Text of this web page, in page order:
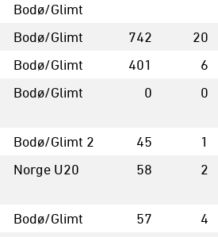
Bodø/Glimt
Bodø/Glimt 742 20
Bodø/Glimt 401 6
Bodø/Glimt 0 0
Bodø/Glimt 2 45 1
Norge U20 58 2
Bodø/Glimt 57 4